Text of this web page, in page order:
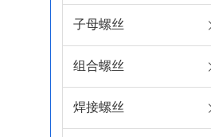
子母螺丝
组合螺丝
焊接螺丝